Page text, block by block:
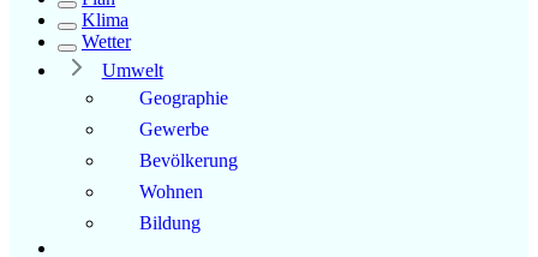
Klima
Wetter
Umwelt
Geographie
Gewerbe
Bevölkerung
Wohnen
Bildung